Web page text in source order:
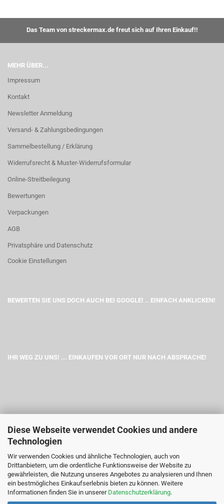
Diese Webseite verwendet Cookies und andere
Technologien
Wir verwenden Cookies und ähnliche Technologien, auch von
Drittanbietern, um die ordentliche Funktionsweise der Website zu
gewährleisten, die Nutzung unseres Angebotes zu analysieren und Ihnen
ein bestmögliches Einkaufserlebnis bieten zu können. Weitere
Informationen finden Sie in unserer Datenschutzerklärung.
Das Team von streckermax.de freut sich auf Ihren Einkauf!!
MEHR ÜBER...
Impressum
Kontakt
Newsletter Anmeldung
Versand- & Zahlungsbedingungen
Sammelbestellung / Erklärung
Widerrufsrecht & Muster-Widerrufsformular
Online-Streitbeilegung
Bewertungen
Verpackungen
AGB
Privatsphäre und Datenschutz
Cookie Einstellungen
BEWERTEN SIE UNS DOCH AUCH BEI GOOGLE! .. EINFACH ANKLICKEN!
IHR WEG ZU UNS! ... EINKAUFEN VOR ORT NUR NACH ABSPRACHE!